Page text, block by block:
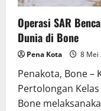
Operasi SAR
Dunia di Bone
Pena Kota 8 Mei
Penakota, Bone –
Pertolongan
Bone